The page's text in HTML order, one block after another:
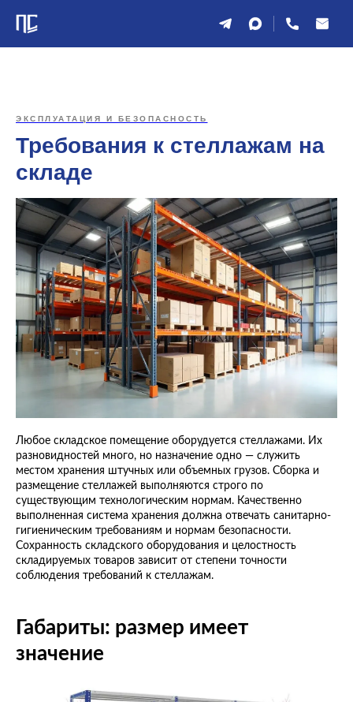
ЭКСПЛУАТАЦИЯ И БЕЗОПАСНОСТЬ
Требования к стеллажам на
складе
Любое складское помещение оборудуется стеллажами. Их
разновидностей много, но назначение одно — служить
местом хранения штучных или объемных грузов. Сборка и
размещение стеллажей выполняются строго по
существующим технологическим нормам. Качественно
выполненная система хранения должна отвечать санитарно-
гигиеническим требованиям и нормам безопасности.
Сохранность складского оборудования и целостность
складируемых товаров зависит от степени точности
соблюдения требований к стеллажам.
Габариты: размер имеет
значение